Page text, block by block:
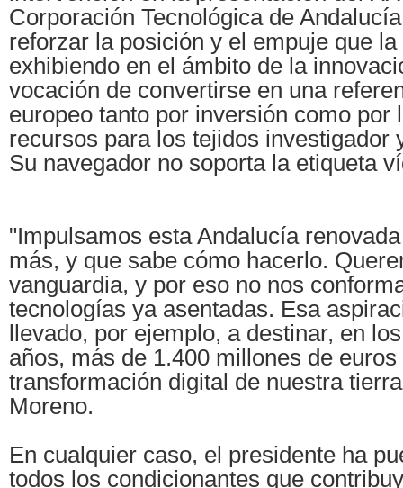
Corporación Tecnológica de
reforzar la posición y el empuje que
exhibiendo en el ámbito de la
vocación de convertirse en una
europeo tanto por inversión como por
recursos para los tejidos investigador
Su navegador no soporta la etiqueta
"Impulsamos esta Andalucía
más, y que sabe cómo hacerlo.
vanguardia, y por eso no nos
tecnologías ya asentadas. Esa
llevado, por ejemplo, a destinar, en
años, más de 1.400 millones de euros
transformación digital de nuestra
Moreno.
En cualquier caso, el presidente ha
todos los condicionantes que